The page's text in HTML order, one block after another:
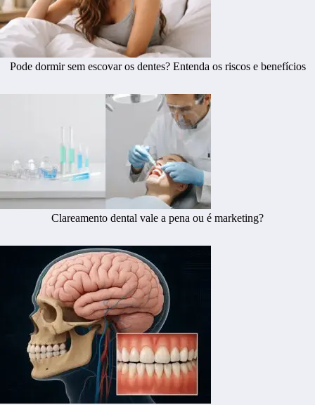
Pode dormir sem escovar os dentes? Entenda os riscos e benefícios
Clareamento dental vale a pena ou é marketing?